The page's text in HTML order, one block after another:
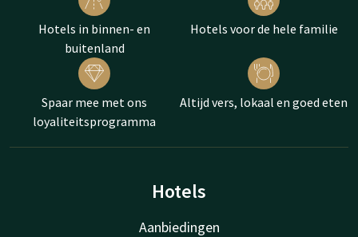
Hotels in binnen- en
buitenland
Hotels voor de hele familie
Spaar mee met ons
loyaliteitsprogramma
Altijd vers, lokaal en goed eten
Hotels
Aanbiedingen